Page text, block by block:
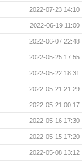
2022-07-23 14:10
2022-06-19 11:00
2022-06-07 22:48
2022-05-25 17:55
2022-05-22 18:31
2022-05-21 21:29
2022-05-21 00:17
2022-05-16 17:30
2022-05-15 17:20
2022-05-08 13:12